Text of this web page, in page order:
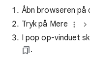
Åbn browseren på
Tryk på Mere
I pop op-vinduet
.